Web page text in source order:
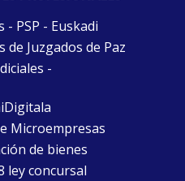
- PSP - Euskadi
Juzgados de Paz
-
Microempresas
de bienes
ley concursal